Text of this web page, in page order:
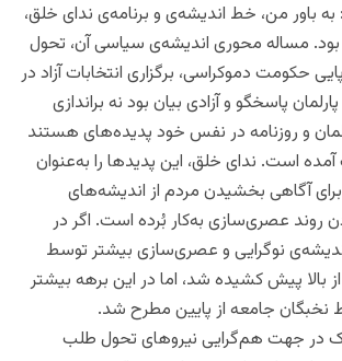
باور من، خط اندیشه‌ی و برنامه‌ی ندای خلق،
بود. مساله محوری اندیشه‌ی سیاسی آن، تحول
حکومت دموکراسی، برگزاری انتخابات آزاد در
پاسخگو و آزادی بیان بود نه براندازی
و روزنامه در نفس خود پدیده‌های هستند
آمده است. ندای خلق، این پدیدها را به‌عنوان
برای آگاهی بخشیدن مردم از اندیشه‌های
روند عصری‌سازی به‌کار بُرده است. اگر در
اندیشه‌ی نوگرایی و عصری‌سازی بیشتر توسط
بالا پیش کشیده ‌شد، اما در این برهه بیشتر
نخبگان جامعه از پایین مطرح شد.
در جهت هم‌گرایی نیروهای تحول طلب